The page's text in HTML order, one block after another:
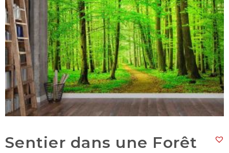
Sentier dans une Forêt